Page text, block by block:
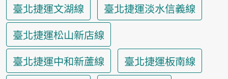
臺北捷運文湖線
臺北捷運淡水信義線
臺北捷運松山新店線
臺北捷運中和新蘆線
臺北捷運板南線